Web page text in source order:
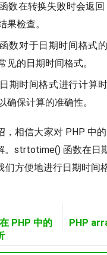
数在转换失败时会返
果检查。
数对于日期时间格式
见的日期时间格式。
期时间格式进行计算
确保计算的准确性。
，相信大家对 PHP 中
。strtotime() 函数在日
们方便地进行日期时间
PHP 中的
PHP